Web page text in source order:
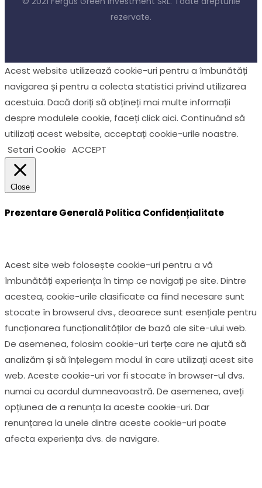
rezervate.
Acest website utilizează cookie-uri pentru a îmbunătăți
navigarea și pentru a colecta statistici privind utilizarea
acestuia. Dacă doriți să obțineți mai multe informații
despre modulele cookie, faceți click aici. Continuând să
utilizați acest website, acceptați cookie-urile noastre.
Setari Cookie ACCEPT
Close
Prezentare Generală Politica Confidențialitate
Acest site web folosește cookie-uri pentru a vă
îmbunătăți experiența în timp ce navigați pe site. Dintre
acestea, cookie-urile clasificate ca fiind necesare sunt
stocate în browserul dvs., deoarece sunt esențiale pentru
funcționarea funcționalităților de bază ale site-ului web.
De asemenea, folosim cookie-uri terțe care ne ajută să
analizăm și să înțelegem modul în care utilizați acest site
web. Aceste cookie-uri vor fi stocate în browser-ul dvs.
numai cu acordul dumneavoastră. De asemenea, aveți
opțiunea de a renunța la aceste cookie-uri. Dar
renunțarea la unele dintre aceste cookie-uri poate
afecta experiența dvs. de navigare.